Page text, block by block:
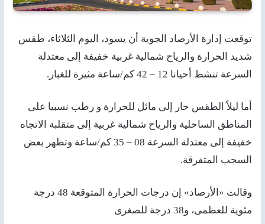
توقعت إدارة الأرصاد الجوية أن يسود، اليوم الثلاثاء، طقس
شديد الحرارة والرياح شمالية غربية خفيفة إلى معتدلة
السرعة تنشط أحيانا 12 – 42 كم/ساعة مثيرة للغبار.
أما ليلاً الطقس حار إلى مائل للحرارة و رطب نسبيا على
المناطق الساحلية والرياح شمالية غربية إلى متقلبة الاتجاه
خفيفة إلى معتدلة السرعة 08 – 35 كم/ساعة وتظهر بعض
السحب المتفرقة.
وقالت «الأرصاد» إن درجات الحرارة المتوقعة 48 درجة
مئوية للعظمى، و38 درجة للصغرى